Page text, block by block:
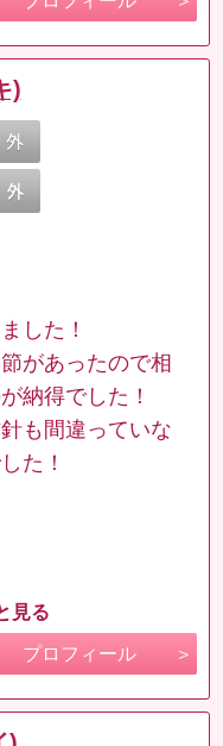
)
した！
があったので相
納得でした！
も間違っていな
た！
見る
プロフィール